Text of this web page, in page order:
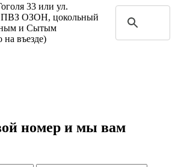
33 или ул.
ПВЗ ОЗОН, цокольный
и Сытым
въезде)
номер и мы вам